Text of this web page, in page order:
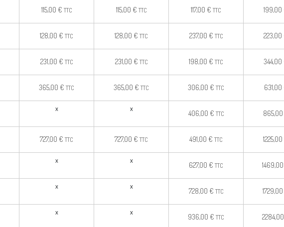
115,00 € TTC 115,00 € TTC 117,00 € TTC 199,00
128,00 € TTC 128,00 € TTC 237,00 € TTC 223,00
231,00 € TTC 231,00 € TTC 198,00 € TTC 344,00
365,00 € TTC 365,00 € TTC 306,00 € TTC 631,00
x x
406,00 € TTC 865,00
727,00 € TTC 727,00 € TTC 491,00 € TTC 1225,00
x x
627,00 € TTC 1469,00
x x
728,00 € TTC 1729,00
x x
936,00 € TTC 2284,00